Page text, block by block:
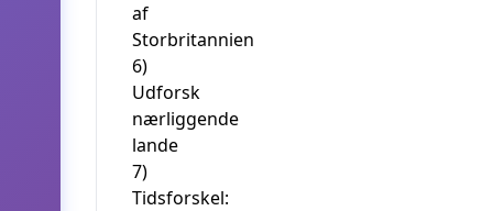
af
Storbritannien
6)
Udforsk
nærliggende
lande
7)
Tidsforskel: